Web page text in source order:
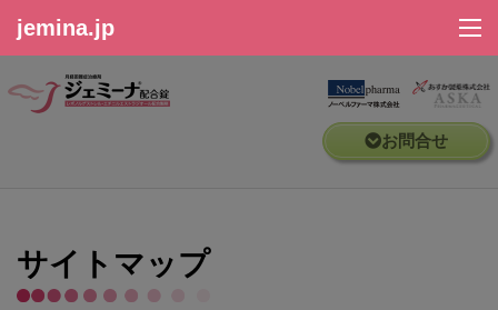
お問合せ
jemina.jp
ホーム
動画ライブラリ
サイトマップ